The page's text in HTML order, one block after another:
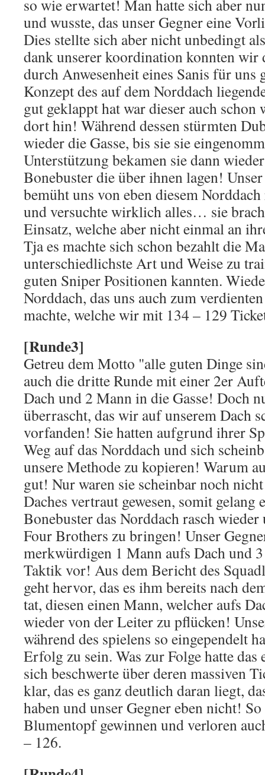
so wie erwartet! Man hatte sich aber
und wusste, das unser Gegner eine
Dies stellte sich aber nicht unbedingt
dank unserer koordination konnten wir
durch Anwesenheit eines Sanis für uns
Konzept des auf dem Norddach
gut geklappt hat war dieser auch schon
dort hin! Während dessen stürmten
wieder die Gasse, bis sie sie
Unterstützung bekamen sie dann
Bonebuster die über ihnen lagen!
bemüht uns von eben diesem
und versuchte wirklich alles… sie
Einsatz, welche aber nicht einmal an
Tja es machte sich schon bezahlt die
unterschiedlichste Art und Weise zu
guten Sniper Positionen kannten.
Norddach, das uns auch zum
machte, welche wir mit 134 – 129
[Runde3]
Getreu dem Motto "alle guten Dinge
auch die dritte Runde mit einer 2er
Dach und 2 Mann in die Gasse! Doch
überrascht, das wir auf unserem Dach
vorfanden! Sie hatten aufgrund ihrer
Weg auf das Norddach und sich
unsere Methode zu kopieren! Warum
gut! Nur waren sie scheinbar noch
Daches vertraut gewesen, somit gelang
Bonebuster das Norddach rasch
Four Brothers zu bringen! Unser
merkwürdigen 1 Mann aufs Dach und
Taktik vor! Aus dem Bericht des
geht hervor, das es ihm bereits nach
tat, diesen einen Mann, welcher aufs
wieder von der Leiter zu pflücken!
während des spielens so eingependelt
Erfolg zu sein. Was zur Folge hatte
sich beschwerte über deren massiven
klar, das es ganz deutlich daran liegt,
haben und unser Gegner eben nicht!
Blumentopf gewinnen und verloren
– 126.